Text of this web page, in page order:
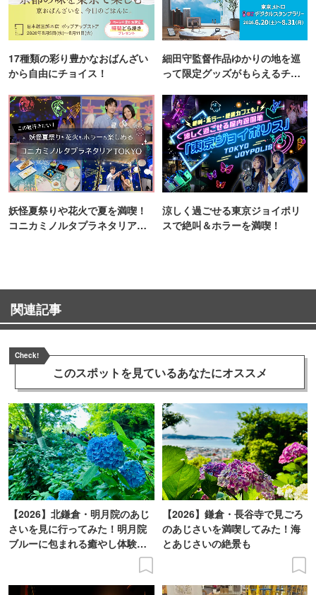
17種類の彩り豊かなおばんざい
から自由にチョイス！
細田守監督作品ゆかりの地を巡
って限定グッズがもらえるチャ
妖怪夏祭りや花火で夏を満喫！
コニカミノルタプラネタリア
涼しく過ごせる東京ジョイポリ
スで絶叫＆ホラーを満喫！
関連記事
Check!
このスポットを見ているあなたにオススメ
【2026】北鎌倉・明月院のあじ
さいを見に行ってみた！明月院
ブルーに包まれる癒やし体験レ
【2026】鎌倉・長谷寺で見ごろ
のあじさいを満喫してみた！海
とあじさいの絶景も